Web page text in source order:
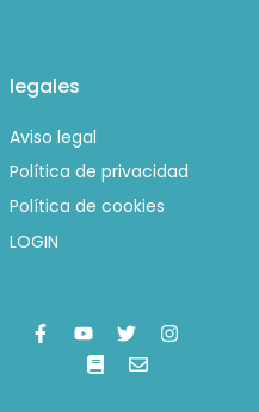
legales
Aviso legal
Política de privacidad
Política de cookies
LOGIN